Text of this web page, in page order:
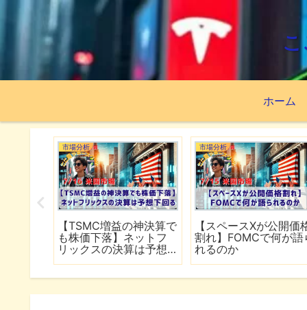
ホーム
市場分析
【TSMC増益の神決算で
も株価下落】ネットフ
リックスの決算は予想
市場分析
【スペースXが公開価
割れ】FOMCで何が語
れるのか